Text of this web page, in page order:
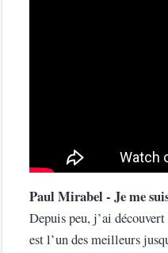
Paul Mirabel - Je me
Depuis peu, j’ai
est l’un des meilleurs